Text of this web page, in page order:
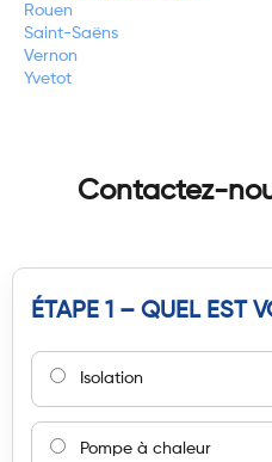
Rouen
Saint-Saëns
Vernon
Yvetot
Contactez-
ÉTAPE 1 – QUEL EST
Isolation
Pompe à chaleur